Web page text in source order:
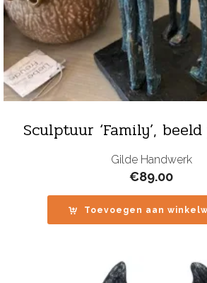
Sculptuur ‘Family’,
Gilde Handwerk
€89.00
Toevoegen aan